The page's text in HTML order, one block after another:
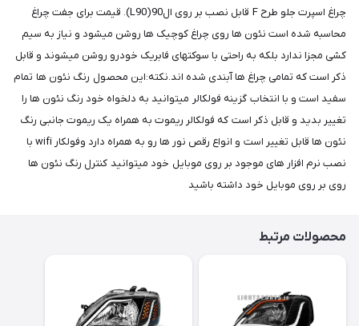
چراغ اسپرت جلو طرح F قابل نصب بر روی ال90(L90). قیمت برای جفت چراغ
محاسبه شده است نئون ها روی چراغ کوچیک ها روشن میشود و نیاز به سیم
کشی مجزا ندارد بلکه به راحتی با سوکتهای فابریک خودرو روشن میشوند و قابل
ذکر است که تمامی چراغ ها آبندی شده اند.نکته:این محصول رنگ نئون ها تمام
سفید است و با انتخاب گزینه فولکالر میتوانید به دلخواه خود رنگ نئون ها را
تغییر بدید و قابل ذکر است که فولکالر ریموت به همراه یک ریموت جانبی رنگ
نئون ها قابل تغییر است و انواع رقص نور ها رو به همراه دارد وفولکار wifi با
نصب نرم افزار های موجود بر روی موبایل خود میتوانید کنترل رنگ نئون ها
روی بر روی موبایل خود داشته باشید
محصولات مرتبط